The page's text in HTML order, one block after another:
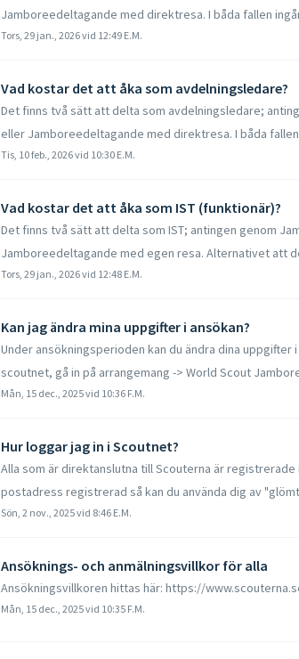
Jamboreedeltagande med direktresa. I båda fallen
Tors, 29 jan., 2026 vid 12:49 E.M.
Vad kostar det att åka som avdelningsledare?
Det finns två sätt att delta som avdelningsledare;
eller Jamboreedeltagande med direktresa. I båda fallen
Tis, 10 feb., 2026 vid 10:30 E.M.
Vad kostar det att åka som IST (funktionär)?
Det finns två sätt att delta som IST; antingen genom
Jamboreedeltagande med egen resa. Alternativet att
Tors, 29 jan., 2026 vid 12:48 E.M.
Kan jag ändra mina uppgifter i ansökan?
Under ansökningsperioden kan du ändra dina
scoutnet, gå in på arrangemang -> World Scout
Mån, 15 dec., 2025 vid 10:36 F.M.
Hur loggar jag in i Scoutnet?
Alla som är direktanslutna till Scouterna är registrerade
postadress registrerad så kan du använda dig av
Sön, 2 nov., 2025 vid 8:46 E.M.
Ansöknings- och anmälningsvillkor för alla
Ansökningsvillkoren hittas här: https://
Mån, 15 dec., 2025 vid 10:35 F.M.